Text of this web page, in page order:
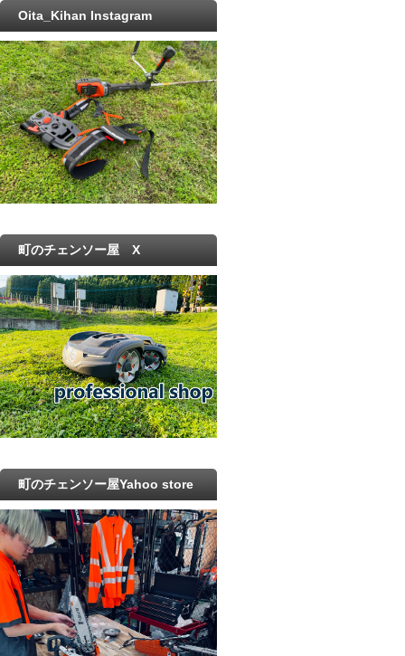
Oita_Kihan Instagram
町のチェンソー屋 X
町のチェンソー屋Yahoo store